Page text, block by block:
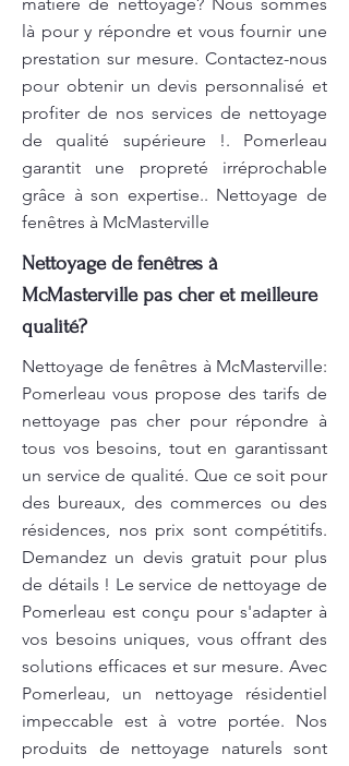
là pour y répondre et vous fournir une
prestation sur mesure. Contactez-nous
pour obtenir un devis personnalisé et
profiter de nos services de nettoyage
de qualité supérieure !. Pomerleau
garantit une propreté irréprochable
grâce à son expertise.. Nettoyage de
fenêtres à McMasterville
Nettoyage de fenêtres à
McMasterville pas cher et meilleure
qualité?
Nettoyage de fenêtres à McMasterville:
Pomerleau vous propose des tarifs de
nettoyage pas cher pour répondre à
tous vos besoins, tout en garantissant
un service de qualité. Que ce soit pour
des bureaux, des commerces ou des
résidences, nos prix sont compétitifs.
Demandez un devis gratuit pour plus
de détails ! Le service de nettoyage de
Pomerleau est conçu pour s'adapter à
vos besoins uniques, vous offrant des
solutions efficaces et sur mesure. Avec
Pomerleau, un nettoyage résidentiel
impeccable est à votre portée. Nos
produits de nettoyage naturels sont